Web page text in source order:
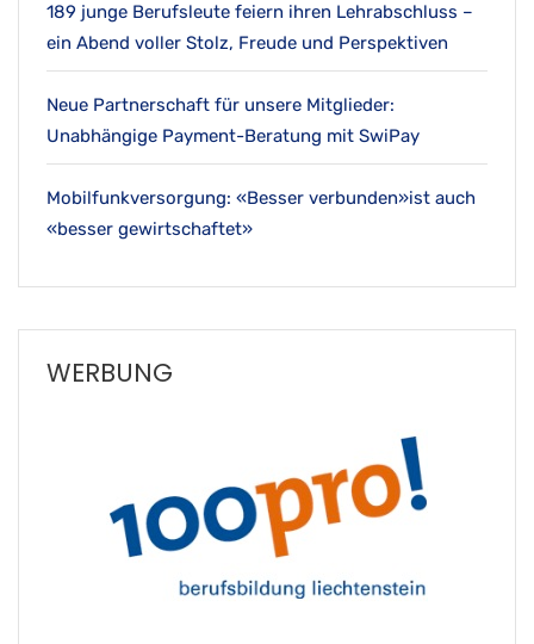
189 junge Berufsleute feiern ihren Lehrabschluss –
ein Abend voller Stolz, Freude und Perspektiven
Neue Partnerschaft für unsere Mitglieder:
Unabhängige Payment-Beratung mit SwiPay
Mobilfunkversorgung: «Besser verbunden»ist auch
«besser gewirtschaftet»
WERBUNG